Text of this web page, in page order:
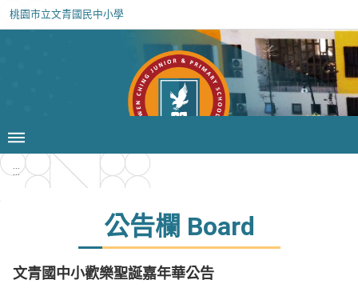
桃園市立文青國民中小學
:::
公告欄 Board
文青國中小歡樂聖誕嘉年華公告